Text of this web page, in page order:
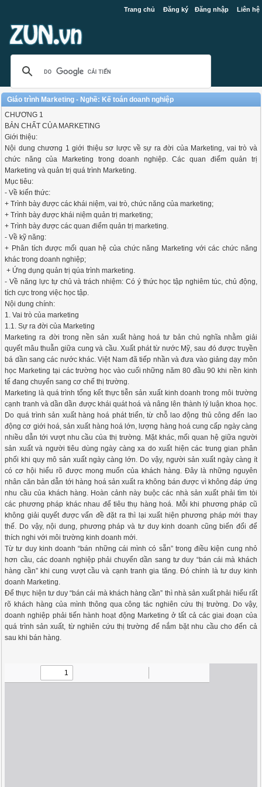
Trang chủ Đăng ký Đăng nhập Liên hệ
Giáo trình Marketing - Nghề: Kế toán doanh nghiệp
CHƯƠNG 1
BẢN CHẤT CỦA MARKETING
Giới thiệu:
Nội dung chương 1 giới thiệu sơ lược về sự ra đời của Marketing, vai trò và
chức năng của Marketing trong doanh nghiệp. Các quan điểm quản trị
Marketing và quản trị quá trình Marketing.
Mục tiêu:
- Về kiến thức:
+ Trình bày được các khái niệm, vai trò, chức năng của marketing;
+ Trình bày được khái niệm quản trị marketing;
+ Trình bày được các quan điểm quản trị marketing.
- Về kỹ năng:
+ Phân tích được mối quan hệ của chức năng Marketing với các chức năng
khác trong doanh nghiệp;
+ Ứng dụng quản trị qúa trình marketing.
- Về năng lực tự chủ và trách nhiệm: Có ý thức học tập nghiêm túc, chủ động,
tích cực trong việc học tập.
Nội dung chính:
1. Vai trò của marketing
1.1. Sự ra đời của Marketing
Marketing ra đời trong nền sản xuất hàng hoá tư bản chủ nghĩa nhằm giải
quyết mâu thuẫn giữa cung và cầu. Xuất phát từ nước Mỹ, sau đó được truyền
bá dần sang các nước khác. Việt Nam đã tiếp nhần và đưa vào giảng dạy môn
học Marketing tại các trường học vào cuối những năm 80 đầu 90 khi nền kinh
tế đang chuyển sang cơ chế thị trường.
Marketing là quá trình tổng kết thực tiễn sản xuất kinh doanh trong môi trường
cạnh tranh và dần dần được khái quát hoá và nâng lên thành lý luận khoa học.
Do quá trình sản xuất hàng hoá phát triển, từ chỗ lao động thủ công đến lao
động cơ giới hoá, sản xuất hàng hoá lớn, lượng hàng hoá cung cấp ngày càng
nhiều dẫn tới vượt nhu cầu của thị trường. Mặt khác, mối quan hệ giữa người
sản xuất và người tiêu dùng ngày càng xa do xuất hiện các trung gian phân
phối khi quy mô sản xuất ngày càng lớn. Do vậy, người sản xuất ngày càng ít
có cơ hội hiểu rõ được mong muốn của khách hàng. Đây là những nguyên
nhân căn bản dẫn tới hàng hoá sản xuất ra không bán được vì không đáp ứng
nhu cầu của khách hàng. Hoàn cảnh này buộc các nhà sản xuất phải tìm tòi
các phương pháp khác nhau để tiêu thụ hàng hoá. Mỗi khi phương pháp cũ
không giải quyết được vấn đề đặt ra thì lại xuất hiện phương pháp mới thay
thế. Do vậy, nội dung, phương pháp và tư duy kinh doanh cũng biến đổi để
thích nghi với môi trường kinh doanh mới.
Từ tư duy kinh doanh “bán những cái mình có sẵn” trong điều kiện cung nhỏ
hơn cầu, các doanh nghiệp phải chuyển dần sang tư duy “bán cái mà khách
hàng cần” khi cung vượt cầu và cạnh tranh gia tăng. Đó chính là tư duy kinh
doanh Marketing.
Để thực hiện tư duy “bán cái mà khách hàng cần” thì nhà sản xuất phải hiểu rất
rõ khách hàng của mình thông qua công tác nghiên cứu thị trường. Do vậy,
doanh nghiệp phải tiến hành hoạt động Marketing ở tất cả các giai đoạn của
quá trình sản xuất, từ nghiên cứu thị trường để nắm bặt nhu cầu cho đến cả
sau khi bán hàng.